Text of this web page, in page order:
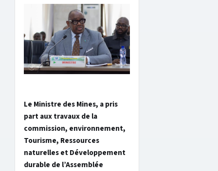
Le Ministre des Mines, a pris
part aux travaux de la
commission, environnement,
Tourisme, Ressources
naturelles et Développement
durable de l’Assemblée